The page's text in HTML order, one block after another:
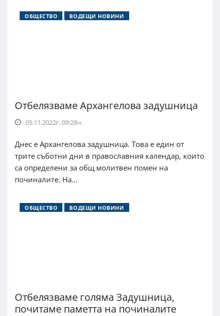
ОБЩЕСТВО ВОДЕЩИ НОВИНИ
Отбелязваме Архангелова задушница
05.11.2022г. 09:28ч.
Днес е Архангелова задушница. Това е един от
трите съботни дни в православния календар, които
са определени за общ молитвен помен на
починалите. На...
ОБЩЕСТВО ВОДЕЩИ НОВИНИ
Отбелязваме голяма Задушница,
почитаме паметта на починалите